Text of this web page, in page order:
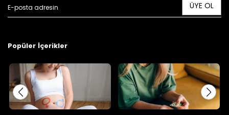
ÜYE OL
Popüler İçerikler